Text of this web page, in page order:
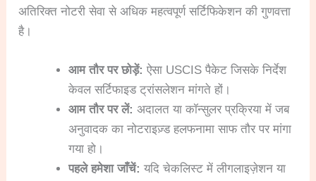
अतिरिक्त नोटरी सेवा से अधिक महत्वपूर्ण सर्टिफिकेशन की गुणवत्ता
है।
आम तौर पर छोड़ें: ऐसा USCIS पैकेट जिसके निर्देश
केवल सर्टिफाइड ट्रांसलेशन मांगते हों।
आम तौर पर लें: अदालत या कॉन्सुलर प्रक्रिया में जब
अनुवादक का नोटराइज़्ड हलफनामा साफ तौर पर मांगा
गया हो।
पहले हमेशा जाँचें: यदि चेकलिस्ट में लीगलाइज़ेशन या